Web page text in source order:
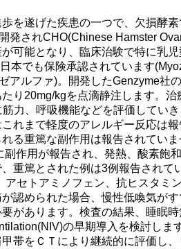
を遂げた疾患の一つで、欠損酵素
発されCHO(Chinese Hamster
可能となり、臨床治験で特に乳児
本でも保険承認されています
アルファ)。開発したGenzyme社
り20mg/kgを点滴静注します。治
力、呼吸機能などを評価してい
れまで軽度のアレルギー反応は
る重篤な副作用は報告されてい
作用が報告され、発熱、酸素飽
重篤とされた例は3例報告されて
セトアミノフェン、抗ヒスタミ
認められた場合、慢性低喚気が
があります。検査の結果、睡眠
の早期導入を検討しま
帯をＣＴにより継続的に評価し